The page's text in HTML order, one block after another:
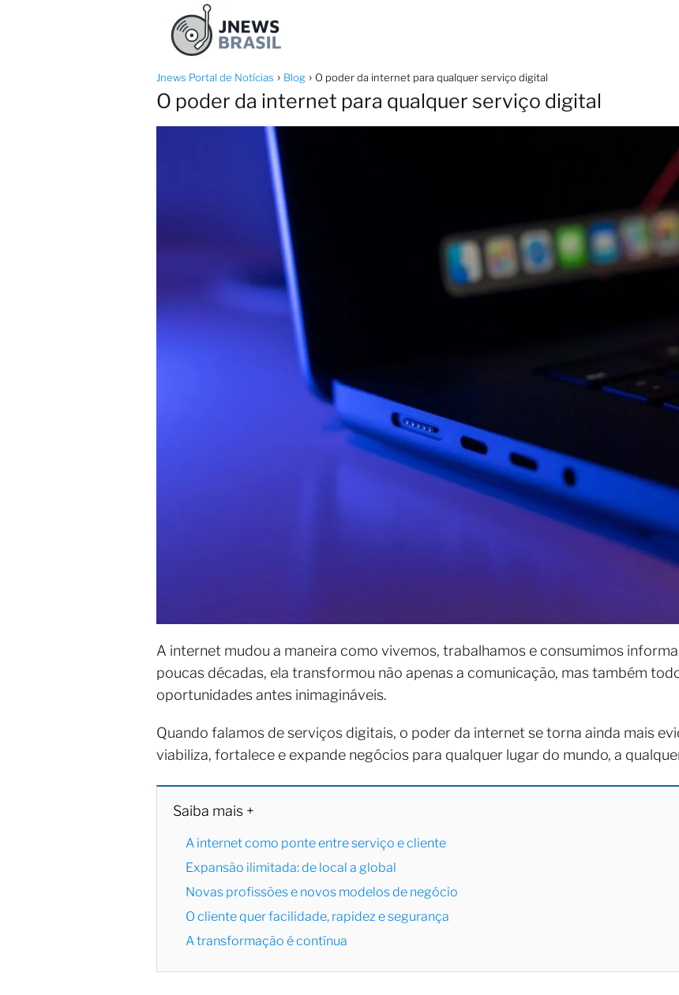
Jnews Portal de Notícias Blog O poder da internet para qualquer serviço digital
O poder da internet para qualquer serviço digital
A internet mudou a maneira como vivemos, trabalhamos e consumimos
poucas décadas, ela transformou não apenas a comunicação, mas também
oportunidades antes inimagináveis.
Quando falamos de serviços digitais, o poder da internet se torna ainda mais
viabiliza, fortalece e expande negócios para qualquer lugar do mundo, a
Saiba mais +
A internet como ponte entre serviço e cliente
Expansão ilimitada: de local a global
Novas profissões e novos modelos de negócio
O cliente quer facilidade, rapidez e segurança
A transformação é contínua